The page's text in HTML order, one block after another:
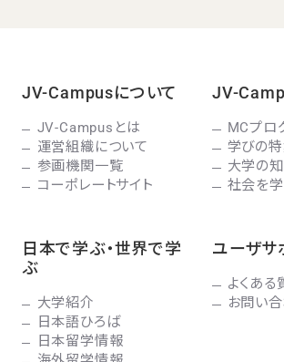
JV-Campusについて
JV-Campusとは
運営組織について
参画機関一覧
コーポレートサイト
JV-
MCプロ
学びの
大学の
社会を
日本で学ぶ・世界で学
ぶ
大学紹介
日本語ひろば
日本留学情報
ユーザサ
よくある
お問い